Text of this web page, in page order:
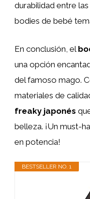
durabilidad entre
bodies de bebé
En conclusión, el
una opción
del famoso mago.
materiales de
freaky japonés
belleza. ¡Un must-
en potencia!
BESTSELLER NO. 1